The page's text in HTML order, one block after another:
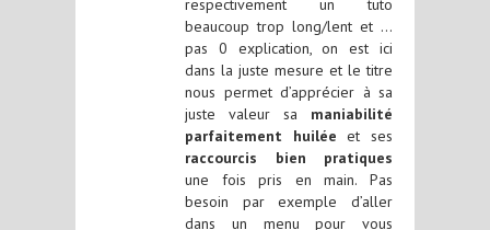
respectivement un tuto
beaucoup trop long/lent et …
pas 0 explication, on est ici
dans la juste mesure et le titre
nous permet d’apprécier à sa
juste valeur sa maniabilité
parfaitement huilée et ses
raccourcis bien pratiques
une fois pris en main. Pas
besoin par exemple d’aller
dans un menu pour vous